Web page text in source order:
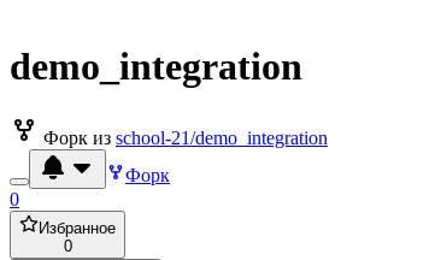
demo_integration
Форк из school-21/demo_integration
Форк
0
Избранное
0